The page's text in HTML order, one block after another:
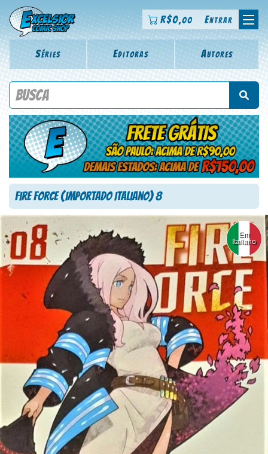
R$0,00 Entrar
Séries Editoras Autores
Procure por título da revista, personagem, série, escritor,
Fire Force (Importado Italiano) 8
Em
Italiano